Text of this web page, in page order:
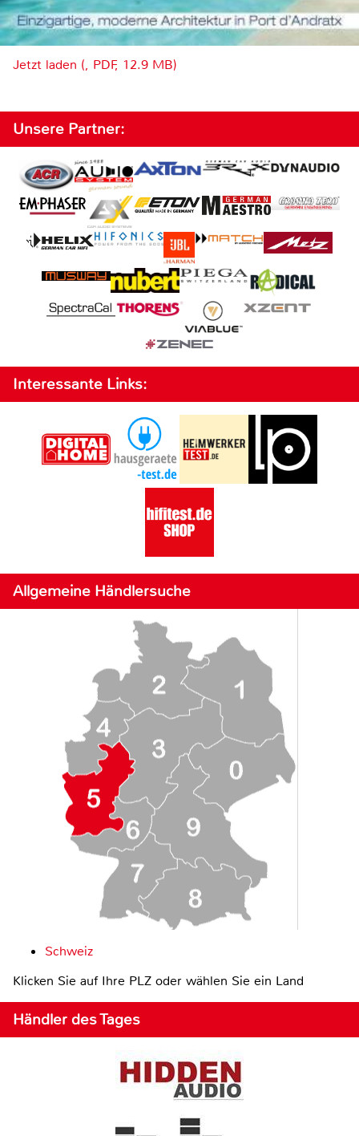
Jetzt laden (, PDF, 12.9 MB)
Unsere Partner:
Interessante Links:
Allgemeine Händlersuche
Schweiz
Klicken Sie auf Ihre PLZ oder wählen Sie ein Land
Händler des Tages